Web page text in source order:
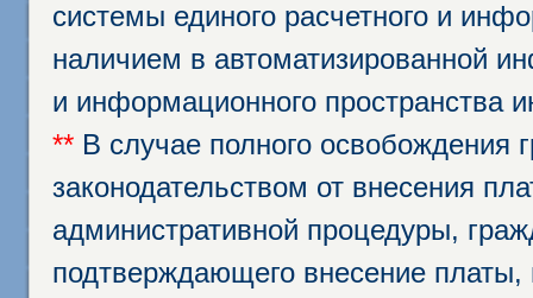
системы единого расчетного и
наличием в автоматизированной
и информационного пространства
** В случае полного освобождения
законодательством от внесения
административной процедуры,
подтверждающего внесение